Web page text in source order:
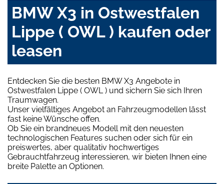
BMW X3 in Ostwestfalen
Lippe ( OWL ) kaufen oder
leasen
Entdecken Sie die besten BMW X3 Angebote in
Ostwestfalen Lippe ( OWL ) und sichern Sie sich Ihren
Traumwagen.
Unser vielfältiges Angebot an Fahrzeugmodellen lässt
fast keine Wünsche offen.
Ob Sie ein brandneues Modell mit den neuesten
technologischen Features suchen oder sich für ein
preiswertes, aber qualitativ hochwertiges
Gebrauchtfahrzeug interessieren, wir bieten Ihnen eine
breite Palette an Optionen.